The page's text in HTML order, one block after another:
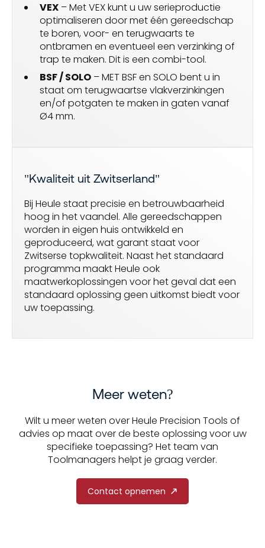
VEX – Met VEX kunt u uw serieproductie
optimaliseren door met één gereedschap
te boren, voor- en terugwaarts te
ontbramen en eventueel een verzinking of
trap te maken. Dit is een combi-tool.
BSF / SOLO – MET BSF en SOLO bent u in
staat om terugwaartse vlakverzinkingen
en/of potgaten te maken in gaten vanaf
Ø4 mm.
"Kwaliteit uit Zwitserland"
Bij Heule staat precisie en betrouwbaarheid
hoog in het vaandel. Alle gereedschappen
worden in eigen huis ontwikkeld en
geproduceerd, wat garant staat voor
Zwitserse topkwaliteit. Naast het standaard
programma maakt Heule ook
maatwerkoplossingen voor het geval dat een
standaard oplossing geen uitkomst biedt voor
uw toepassing.
Meer weten?
Wilt u meer weten over Heule Precision Tools of
advies op maat over de beste oplossing voor uw
specifieke toepassing? Het team van
Toolmanagers helpt je graag verder.
Contact opnemen